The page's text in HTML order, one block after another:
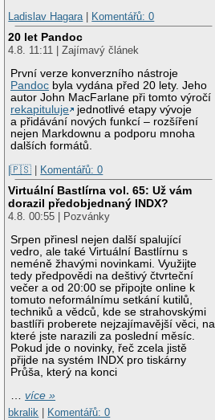
Ladislav Hagara | Komentářů: 0
20 let Pandoc
4.8. 11:11 | Zajímavý článek
První verze konverzního nástroje
Pandoc byla vydána před 20 lety. Jeho
autor John MacFarlane při tomto výročí
rekapituluje
jednotlivé etapy vývoje
a přidávání nových funkcí – rozšíření
nejen Markdownu a podporu mnoha
dalších formátů.
|🇵🇸 | Komentářů: 0
Virtuální Bastlírna vol. 65: Už vám
dorazil předobjednaný INDX?
4.8. 00:55 | Pozvánky
Srpen přinesl nejen další spalující
vedro, ale také Virtuální Bastlírnu s
neméně žhavými novinkami. Využijte
tedy předpovědi na deštivý čtvrteční
večer a od 20:00 se připojte online k
tomuto neformálnímu setkání kutilů,
techniků a vědců, kde se strahovskými
bastlíři proberete nejzajímavější věci, na
které jste narazili za poslední měsíc.
Pokud jde o novinky, řeč zcela jistě
přijde na systém INDX pro tiskárny
Průša, který na konci
…více »
bkralik
Komentářů: 0